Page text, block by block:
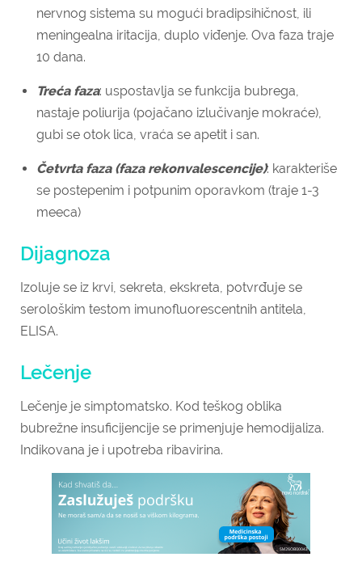
nervnog sistema su mogući bradipsihičnost, ili
meningealna iritacija, duplo viđenje. Ova faza traje
10 dana.
Treća faza: uspostavlja se funkcija bubrega,
nastaje poliurija (pojačano izlučivanje mokraće),
gubi se otok lica, vraća se apetit i san.
Četvrta faza (faza rekonvalescencije): karakteriše
se postepenim i potpunim oporavkom (traje 1-3
meeca)
Dijagnoza
Izoluje se iz krvi, sekreta, ekskreta, potvrđuje se
serološkim testom imunofluorescentnih antitela,
ELISA.
Lečenje
Lečenje je simptomatsko. Kod teškog oblika
bubrežne insuficijencije se primenjuje hemodijaliza.
Indikovana je i upotreba ribavirina.